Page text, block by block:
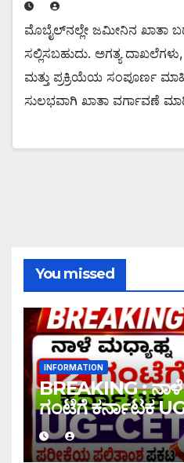
ಮೊಬೈಲ್‌ನಲ್ಲೇ ಜಮೀನಿನ ಖಾತಾ
ಸಲ್ಲಿಸಬಹುದು. ಅಗತ್ಯ
ಮತ್ತು ಪ್ರಕ್ರಿಯೆಯ ಸಂಪೂರ್ಣ
ಸುಲಭವಾಗಿ ಖಾತಾ ವರ್ಗಾವಣೆ
You missed
INFORMATION
BREAKING : ನಾಳೆ
ಗಂಟೆಗೆ ಕರ್ನಾಟಕ
ಫಲಿತಾಂಶ ಪ್ರಕಟ
2026